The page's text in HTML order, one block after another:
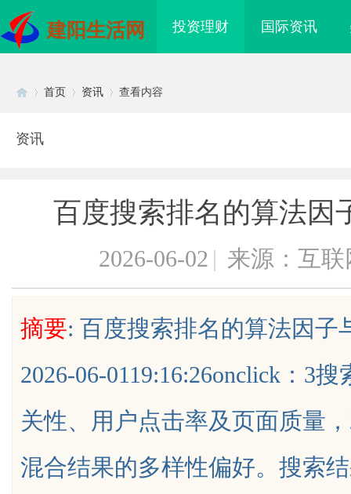
建阳生活网 投资理财 国际资讯
uz
首页 资讯 查看内容
资讯
百度搜索排名的算法因
2026-06-02 | 来源：互联
摘要: 百度搜索排名的算法因子
2026-06-0119:16:26onclick：3
关性、用户点击率及页面质量
混合结果的多样性偏好。搜索
专利技术